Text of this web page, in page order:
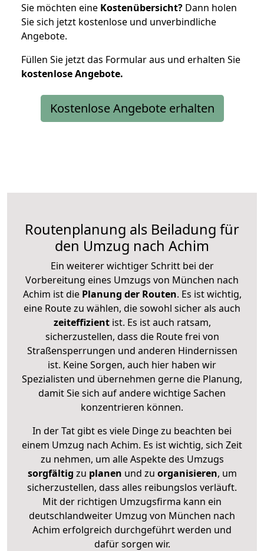
Sie möchten eine Kostenübersicht? Dann holen
Sie sich jetzt kostenlose und unverbindliche
Angebote.
Füllen Sie jetzt das Formular aus und erhalten Sie
kostenloseAngebote.
Kostenlose Angebote erhalten
Routenplanung als Beiladung für
den Umzug nach Achim
Ein weiterer wichtiger Schritt bei der
Vorbereitung eines Umzugs von München nach
Achim ist diePlanung der Routen. Es ist wichtig,
eine Route zu wählen, die sowohl sicher als auch
zeiteffizientist. Es ist auch ratsam,
sicherzustellen, dass die Route frei von
Straßensperrungen und anderen Hindernissen
ist. Keine Sorgen, auch hier haben wir
Spezialisten und übernehmen gerne die Planung,
damit Sie sich auf andere wichtige Sachen
konzentrieren können.
In der Tat gibt es viele Dinge zu beachten bei
einem Umzug nach Achim. Es ist wichtig, sich Zeit
zu nehmen, um alle Aspekte des Umzugs
sorgfältig zu planen und zu organisieren, um
sicherzustellen, dass alles reibungslos verläuft.
Mit der richtigen Umzugsfirma kann ein
deutschlandweiter Umzug von München nach
Achim erfolgreich durchgeführt werden und
dafür sorgen wir.